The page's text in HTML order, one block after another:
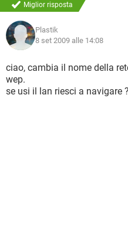
Miglior risposta
Plastik
8 set 2009 alle 14:08
ciao, cambia il nome della
wep.
se usi il lan riesci a navigare ?